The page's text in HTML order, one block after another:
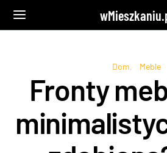
Dom Meble
Fronty